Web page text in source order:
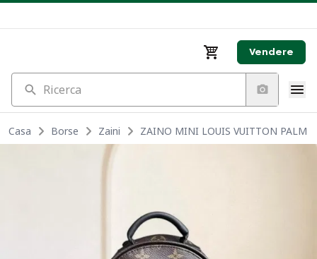
Vendere
Ricerca
Casa Borse Zaini ZAINO MINI LOUIS VUITTON PALM